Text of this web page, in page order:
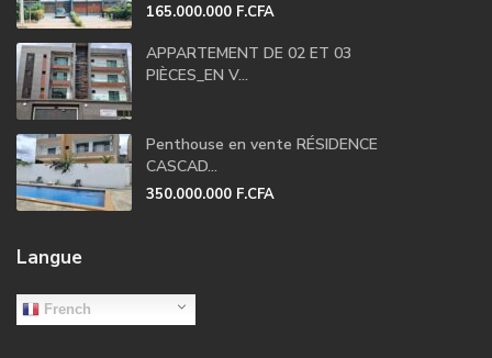
165.000.000 F.CFA
APPARTEMENT DE 02 ET 03
PIÈCES_EN V...
Penthouse en vente RÉSIDENCE
CASCAD...
350.000.000 F.CFA
Langue
French